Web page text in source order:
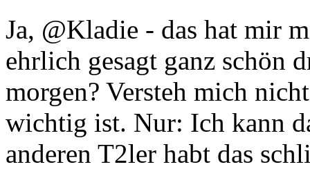
Ja, @Kladie - das hat mir
ehrlich gesagt ganz schön
morgen? Versteh mich
wichtig ist. Nur: Ich kann
anderen T2ler habt das